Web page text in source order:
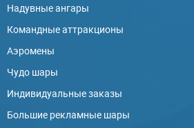
Надувные ангары
Командные аттракционы
Аэромены
Чудо шары
Индивидуальные заказы
Большие рекламные шары